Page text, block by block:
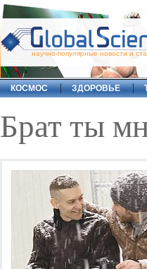
научно-популярные новости и
КОСМОС ЗДОРОВЬЕ
Брат ты